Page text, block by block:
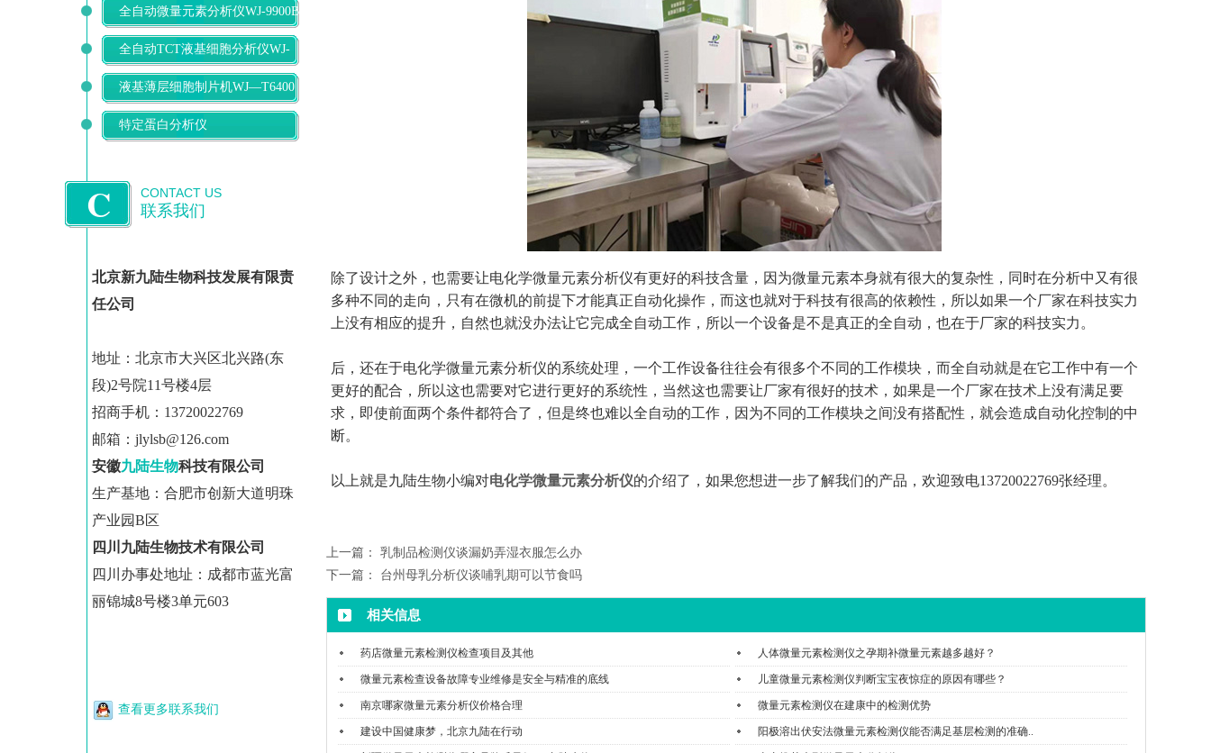
全自动微量元素分析仪WJ-9900B
全自动TCT液基细胞分析仪WJ-
T500
液基薄层细胞制片机WJ—T6400
特定蛋白分析仪
C CONTACT US
联系我们
北京新九陆生物科技发展有限责
任公司
地址： 北京市大兴区北兴路(东
段)2号院11号楼4层
招商手机：13720022769
邮箱：jlylsb@126.com
安徽九陆生物科技有限公司
生产基地：合肥市创新大道明珠
产业园B区
四川九陆生物技术有限公司
四川办事处地址：成都市蓝光富
丽锦城8号楼3单元603
查看更多联系我们
除了设计之外，也需要让电化学微量元素分析仪有更好的科技含量，因为微量元素本身就有很大的复杂性，同时在分析中又有很
多种不同的走向，只有在微机的前提下才能真正自动化操作，而这也就对于科技有很高的依赖性，所以如果一个厂家在科技实力
上没有相应的提升，自然也就没办法让它完成全自动工作，所以一个设备是不是真正的全自动，也在于厂家的科技实力。
后，还在于电化学微量元素分析仪的系统处理，一个工作设备往往会有很多个不同的工作模块，而全自动就是在它工作中有一个
更好的配合，所以这也需要对它进行更好的系统性，当然这也需要让厂家有很好的技术，如果是一个厂家在技术上没有满足要
求，即使前面两个条件都符合了，但是终也难以全自动的工作，因为不同的工作模块之间没有搭配性，就会造成自动化控制的中
断。
以上就是九陆生物小编对电化学微量元素分析仪的介绍了，如果您想进一步了解我们的产品，欢迎致电13720022769张经理。
上一篇： 乳制品检测仪谈漏奶弄湿衣服怎么办
下一篇： 台州母乳分析仪谈哺乳期可以节食吗
相关信息
药店微量元素检测仪检查项目及其他 人体微量元素检测仪之孕期补微量元素越多越好？
微量元素检查设备故障专业维修是安全与精准的底线 儿童微量元素检测仪判断宝宝夜惊症的原因有哪些？
南京哪家微量元素分析仪价格合理 微量元素检测仪在建康中的检测优势
建设中国健康梦，北京九陆在行动 阳极溶出伏安法微量元素检测仪能否满足基层检测的准确..